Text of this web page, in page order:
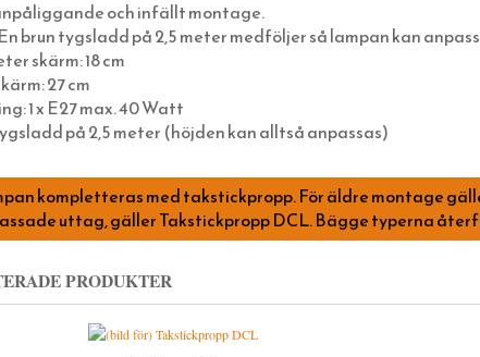
och infällt montage.
brun tygsladd på 2,5 meter medföljer så lampan kan
skärm: 18 cm
27 cm
1 x E27 max. 40 Watt
på 2,5 meter (höjden kan alltså anpassas)
kompletteras med takstickpropp. För äldre montage
uttag, gäller Takstickpropp DCL. Bägge typerna
PRODUKTER